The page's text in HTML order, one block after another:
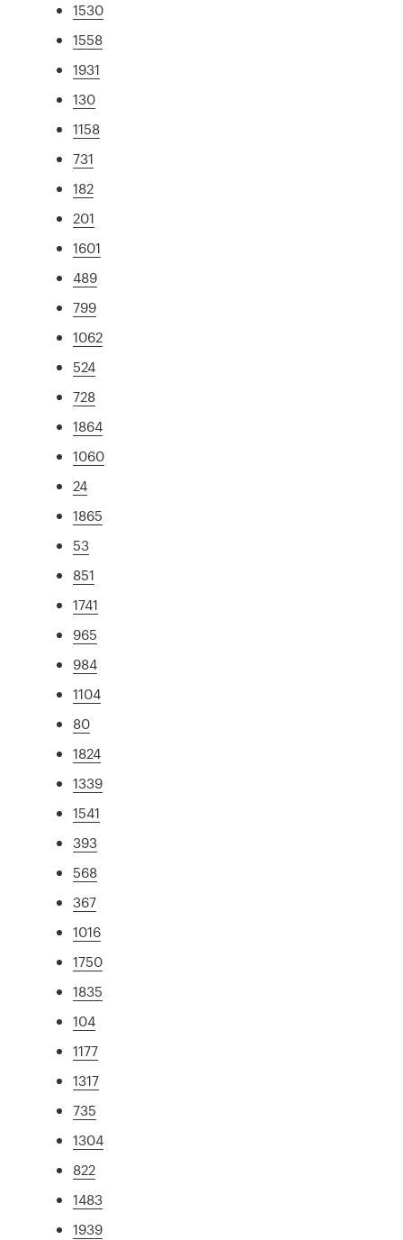
1530
1558
1931
130
1158
731
182
201
1601
489
799
1062
524
728
1864
1060
24
1865
53
851
1741
965
984
1104
80
1824
1339
1541
393
568
367
1016
1750
1835
104
1177
1317
735
1304
822
1483
1939